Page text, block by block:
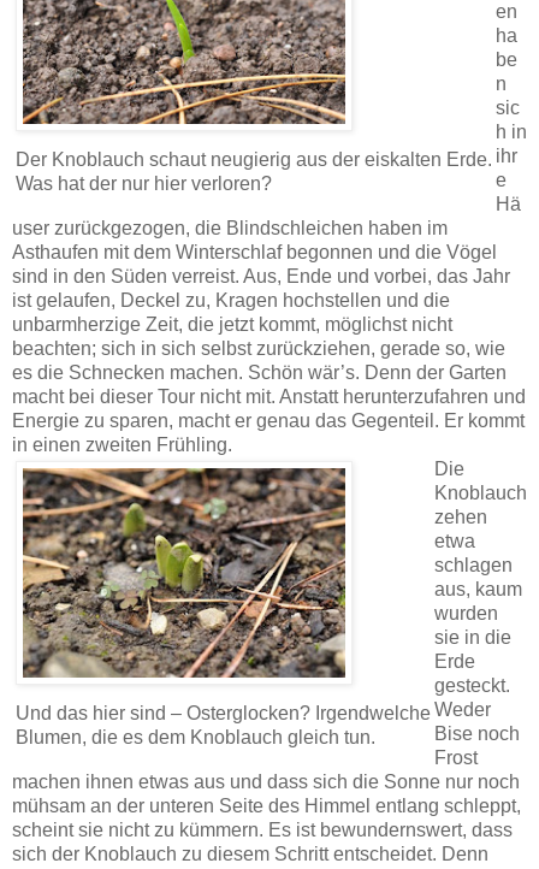
Der Knoblauch schaut neugierig aus der eiskalten Erde.
Was hat der nur hier verloren?
en
ha
be
n
sic
h in
ihr
e
Hä
user zurückgezogen, die Blindschleichen haben im
Asthaufen mit dem Winterschlaf begonnen und die Vögel
sind in den Süden verreist. Aus, Ende und vorbei, das Jahr
ist gelaufen, Deckel zu, Kragen hochstellen und die
unbarmherzige Zeit, die jetzt kommt, möglichst nicht
beachten; sich in sich selbst zurückziehen, gerade so, wie
es die Schnecken machen. Schön wär’s. Denn der Garten
macht bei dieser Tour nicht mit. Anstatt herunterzufahren und
Energie zu sparen, macht er genau das Gegenteil. Er kommt
in einen zweiten Frühling.
Und das hier sind – Osterglocken? Irgendwelche
Blumen, die es dem Knoblauch gleich tun.
Die
Knoblauch
zehen
etwa
schlagen
aus, kaum
wurden
sie in die
Erde
gesteckt.
Weder
Bise noch
Frost
machen ihnen etwas aus und dass sich die Sonne nur noch
mühsam an der unteren Seite des Himmel entlang schleppt,
scheint sie nicht zu kümmern. Es ist bewundernswert, dass
sich der Knoblauch zu diesem Schritt entscheidet. Denn